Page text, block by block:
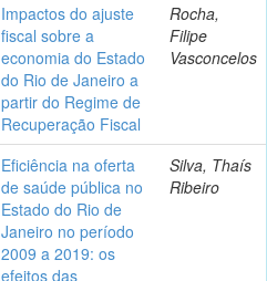
Impactos do ajuste
fiscal sobre a
economia do Estado
do Rio de Janeiro a
partir do Regime de
Recuperação Fiscal
Rocha,
Filipe
Vasconcelos
Eficiência na oferta
de saúde pública no
Estado do Rio de
Janeiro no período
2009 a 2019: os
efeitos das
Silva, Thaís
Ribeiro